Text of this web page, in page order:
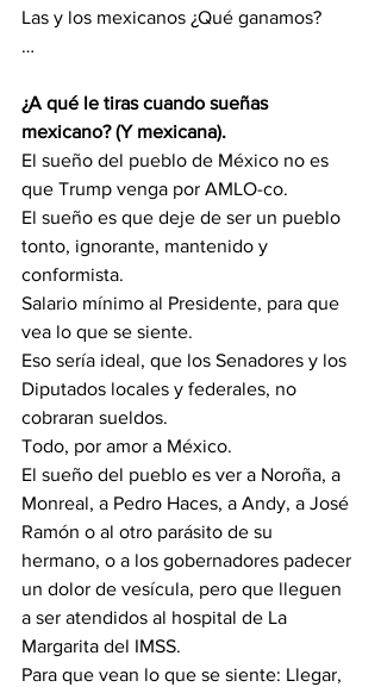
Las y los mexicanos ¿Qué ganamos?
…
¿A qué le tiras cuando sueñas
mexicano? (Y mexicana).
El sueño del pueblo de México no es
que Trump venga por AMLO-co.
El sueño es que deje de ser un pueblo
tonto, ignorante, mantenido y
conformista.
Salario mínimo al Presidente, para que
vea lo que se siente.
Eso sería ideal, que los Senadores y los
Diputados locales y federales, no
cobraran sueldos.
Todo, por amor a México.
El sueño del pueblo es ver a Noroña, a
Monreal, a Pedro Haces, a Andy, a José
Ramón o al otro parásito de su
hermano, o a los gobernadores padecer
un dolor de vesícula, pero que lleguen
a ser atendidos al hospital de La
Margarita del IMSS.
Para que vean lo que se siente: Llegar,